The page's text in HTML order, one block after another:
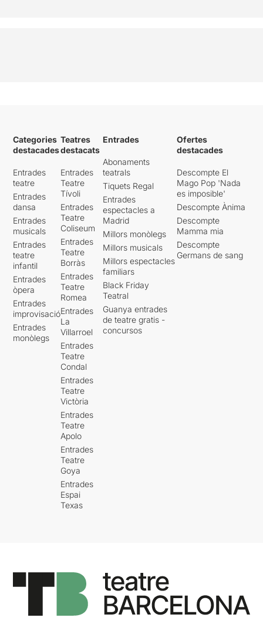
Categories
destacades
Entrades
teatre
Entrades
dansa
Entrades
musicals
Entrades
teatre
infantil
Entrades
òpera
Entrades
improvisació
Entrades
monòlegs
Teatres
destacats
Entrades
Teatre
Tívoli
Entrades
Teatre
Coliseum
Entrades
Teatre
Borràs
Entrades
Teatre
Romea
Entrades
La
Villarroel
Entrades
Teatre
Condal
Entrades
Teatre
Victòria
Entrades
Teatre
Apolo
Entrades
Teatre
Goya
Entrades
Espai
Texas
Entrades
Abonaments
teatrals
Tiquets Regal
Entrades
espectacles a
Madrid
Millors monòlegs
Millors musicals
Millors espectacles
familiars
Black Friday
Teatral
Guanya entrades
de teatre gratis -
concursos
Ofertes
destacades
Descompte El
Mago Pop 'Nada
es imposible'
Descompte Ànima
Descompte
Mamma mia
Descompte
Germans de sang